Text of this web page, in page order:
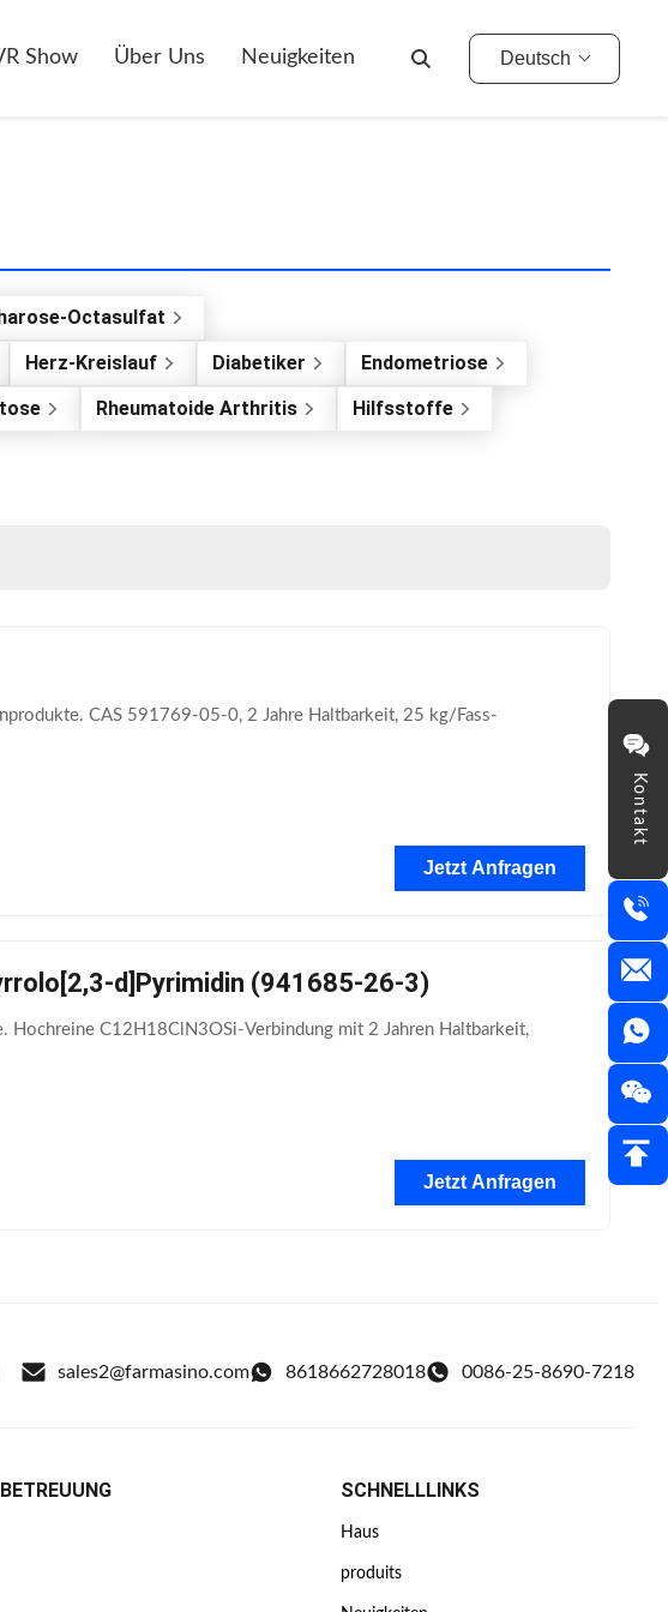
Kontakt
Show Über Uns Neuigkeiten Deutsch
Octasulfat
Herz-Kreislauf Diabetiker
Endometriose
Rheumatoide Arthritis
Hilfsstoffe
CAS 591769-05-0, 2 Jahre Haltbarkeit, 25 kg/Fass-
Jetzt Anfragen
d]Pyrimidin (941685-26-3)
C12H18ClN3OSi-Verbindung mit 2 Jahren Haltbarkeit,
Jetzt Anfragen
sales2@farmasino.com 8618662728018 0086-25-8690-7218
SCHNELLLINKS
Haus
produits